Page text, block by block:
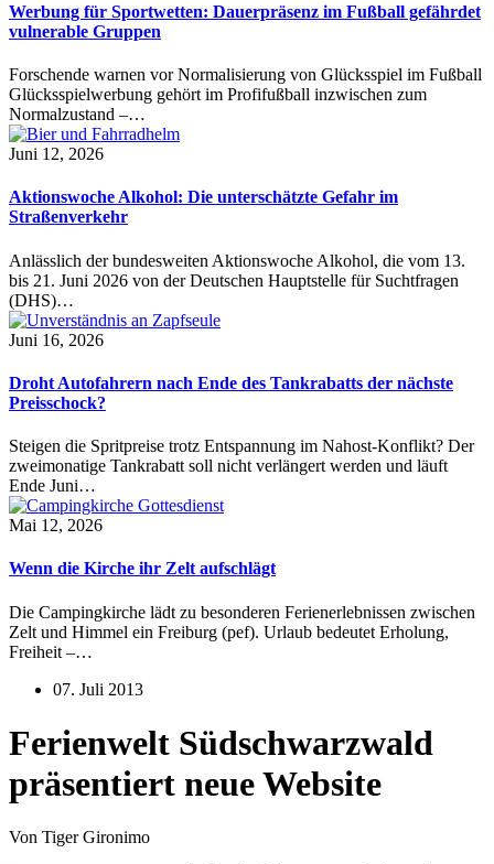
Werbung für Sportwetten: Dauerpräsenz im Fußball gefährdet
vulnerable Gruppen
Forschende warnen vor Normalisierung von Glücksspiel im Fußball
Glücksspielwerbung gehört im Profifußball inzwischen zum
Normalzustand –…
Juni 12, 2026
Aktionswoche Alkohol: Die unterschätzte Gefahr im
Straßenverkehr
Anlässlich der bundesweiten Aktionswoche Alkohol, die vom 13.
bis 21. Juni 2026 von der Deutschen Hauptstelle für Suchtfragen
(DHS)…
Juni 16, 2026
Droht Autofahrern nach Ende des Tankrabatts der nächste
Preisschock?
Steigen die Spritpreise trotz Entspannung im Nahost-Konflikt? Der
zweimonatige Tankrabatt soll nicht verlängert werden und läuft
Ende Juni…
Mai 12, 2026
Wenn die Kirche ihr Zelt aufschlägt
Die Campingkirche lädt zu besonderen Ferienerlebnissen zwischen
Zelt und Himmel ein Freiburg (pef). Urlaub bedeutet Erholung,
Freiheit –…
07. Juli 2013
Ferienwelt Südschwarzwald
präsentiert neue Website
Von Tiger Gironimo